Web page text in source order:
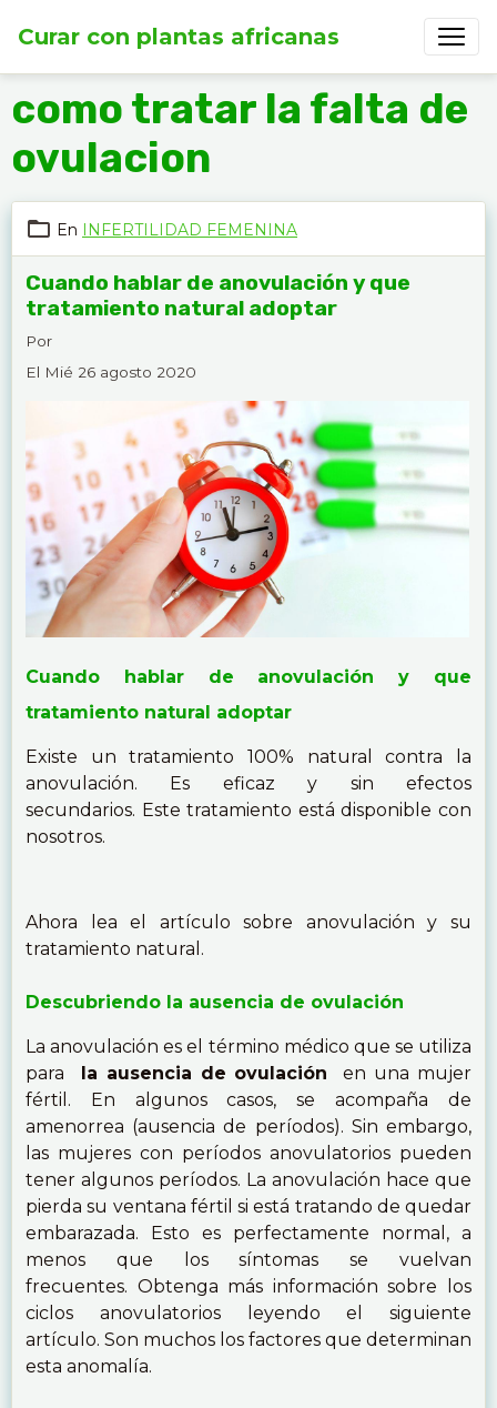
Curar con plantas africanas
como tratar la falta de
ovulacion
En INFERTILIDAD FEMENINA
Cuando hablar de anovulación y que
tratamiento natural adoptar
Por
El Mié 26 agosto 2020
Cuando hablar de anovulación y que
tratamiento natural adoptar
Existe un tratamiento 100% natural contra la
anovulación. Es eficaz y sin efectos
secundarios. Este tratamiento está disponible con
nosotros.
Ahora lea el artículo sobre anovulación y su
tratamiento natural.
Descubriendo la ausencia de ovulación
La anovulación es el término médico que se utiliza
para
la ausencia de ovulación en una mujer
fértil. En algunos casos, se acompaña de
amenorrea (ausencia de períodos). Sin embargo,
las mujeres con períodos anovulatorios pueden
tener algunos períodos. La anovulación hace que
pierda su ventana fértil si está tratando de quedar
embarazada. Esto es perfectamente normal, a
menos que los síntomas se vuelvan
frecuentes. Obtenga más información sobre los
ciclos anovulatorios leyendo el siguiente
artículo. Son muchos los factores que determinan
esta anomalía.